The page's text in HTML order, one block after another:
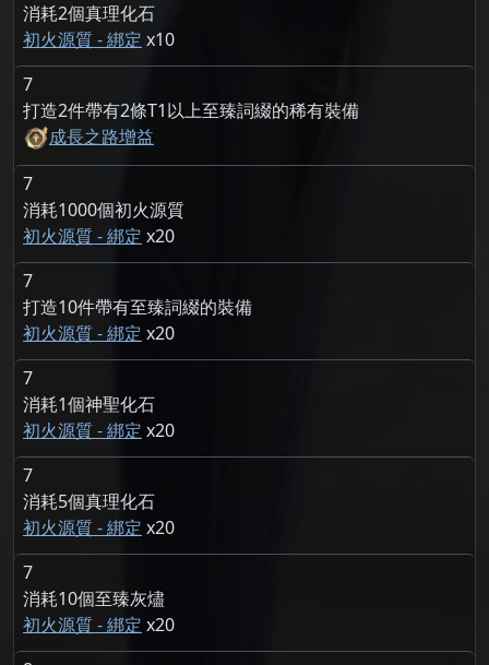
消耗2個真理化石
初火源質 - 綁定
10
7
打造2件帶有2條T1以上至臻詞綴的稀有裝備
成長之路增益
7
消耗1000個初火源質
初火源質 - 綁定 20
7
打造10件帶有至臻詞綴的裝備
初火源質 - 綁定 20
7
消耗1個神聖化石
初火源質 - 綁定 20
7
消耗5個真理化石
初火源質 - 綁定 20
7
消耗10個至臻灰燼
初火源質 - 綁定 20